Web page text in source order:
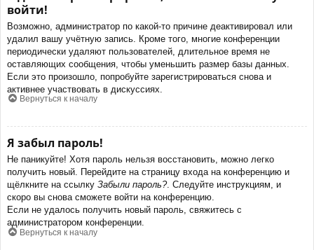
войти!
Возможно, администратор по какой-то причине деактивировал или
удалил вашу учётную запись. Кроме того, многие конференции
периодически удаляют пользователей, длительное время не
оставляющих сообщения, чтобы уменьшить размер базы данных.
Если это произошло, попробуйте зарегистрироваться снова и
активнее участвовать в дискуссиях.
Вернуться к началу
Я забыл пароль!
Не паникуйте! Хотя пароль нельзя восстановить, можно легко
получить новый. Перейдите на страницу входа на конференцию и
щёлкните на ссылку Забыли пароль?. Следуйте инструкциям, и
скоро вы снова сможете войти на конференцию.
Если не удалось получить новый пароль, свяжитесь с
администратором конференции.
Вернуться к началу